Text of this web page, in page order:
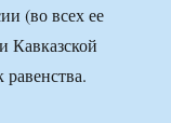
(во всех ее
Кавказской